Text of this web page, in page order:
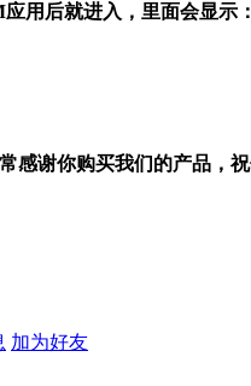
应用后就进入，里面会显示
感谢你购买我们的产品，祝
加为好友